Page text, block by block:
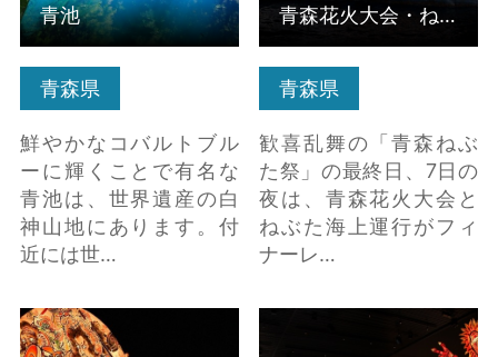
青森県
鮮やかなコバルトブル
ーに輝くことで有名な
青池は、世界遺産の白
神山地にあります。付
近には世…
青池
青森県
歓喜乱舞の「青森ねぶ
た祭」の最終日、7日の
夜は、青森花火大会と
ねぶた海上運行がフィ
ナーレ…
青森花火大会・ねぶた海上運行
弘前ねぷたまつり の
詳細はこちら
ねぶたの家 ワ・ラッ
セ の詳細はこちら